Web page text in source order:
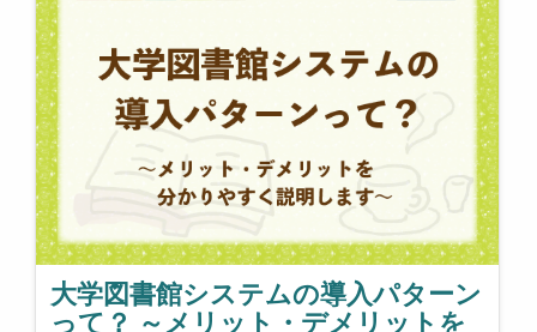
大学図書館システムの導入パターン
って？ ～メリット・デメリットを